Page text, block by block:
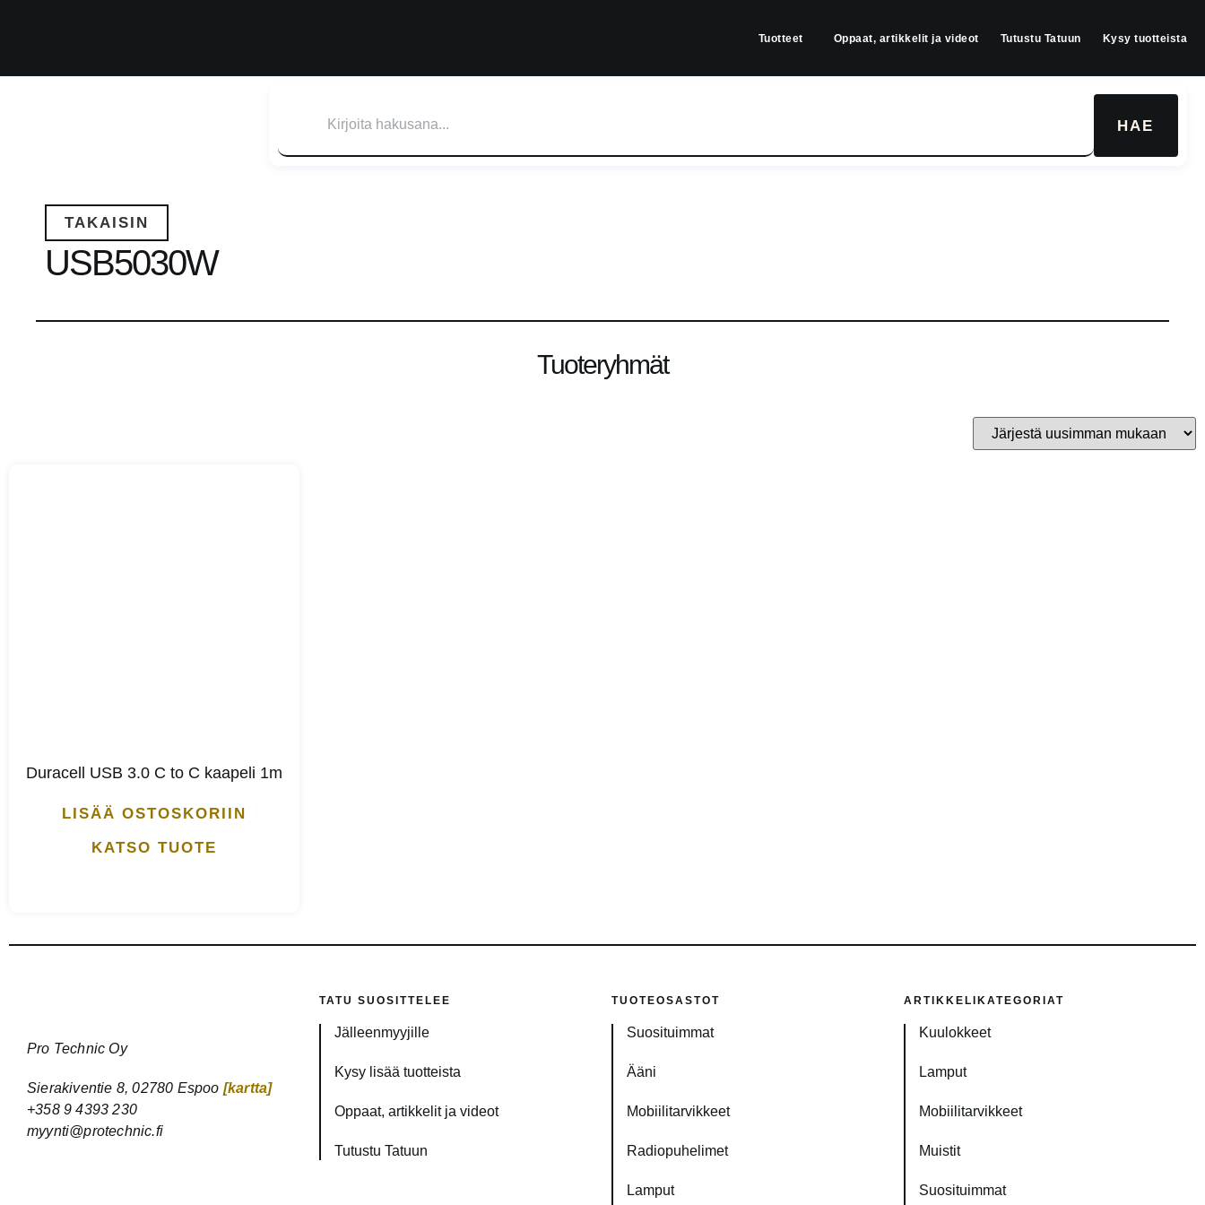
Tuotteet Oppaat, artikkelit ja videot Tutustu Tatuun Kysy tuotteista
HAE
TAKAISIN
USB5030W
Tuoteryhmät
Duracell USB 3.0 C to C kaapeli 1m
LISÄÄ OSTOSKORIIN
KATSO TUOTE
Pro Technic Oy
Sierakiventie 8, 02780 Espoo [kartta]
+358 9 4393 230
myynti@protechnic.fi
TATU SUOSITTELEE
Jälleenmyyjille
Kysy lisää tuotteista
Oppaat, artikkelit ja videot
Tutustu Tatuun
TUOTEOSASTOT
Suosituimmat
Ääni
Mobiilitarvikkeet
Radiopuhelimet
Lamput
ARTIKKELIKATEGORIAT
Kuulokkeet
Lamput
Mobiilitarvikkeet
Muistit
Suosituimmat